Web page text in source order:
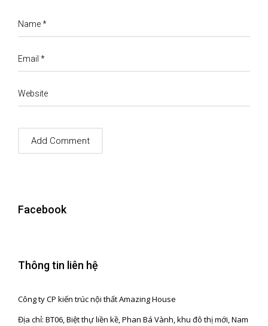
Name*
Email *
Website
Facebook
Thông tin liên hệ
Công ty CP kiến trúc nội thất Amazing House
Địa chỉ: BT06, Biệt thự liền kề, Phan Bá Vành, khu đô thị mới, Nam